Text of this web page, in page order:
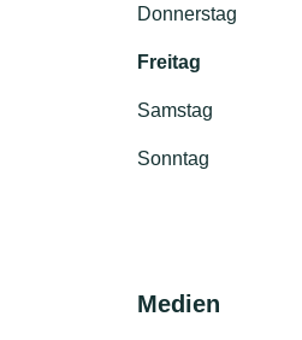
Donnerstag
Freitag
Samstag
Sonntag
Medien